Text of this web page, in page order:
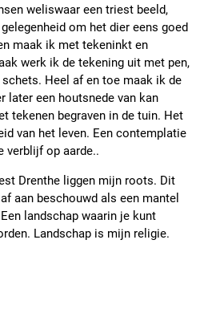
weliswaar een triest beeld,
om het dier eens goed
maak ik met tekeninkt en
werk ik de tekening uit met pen,
Heel af en toe maak ik de
later een houtsnede van kan
tekenen begraven in de tuin. Het
van het leven. Een contemplatie
verblijf op aarde..
Drenthe liggen mijn roots. Dit
aan beschouwd als een mantel
landschap waarin je kunt
Landschap is mijn religie.